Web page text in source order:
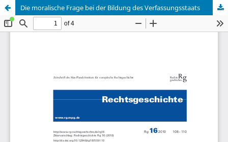
Die moralische Frage bei der Bildung des Verfassungsstaats